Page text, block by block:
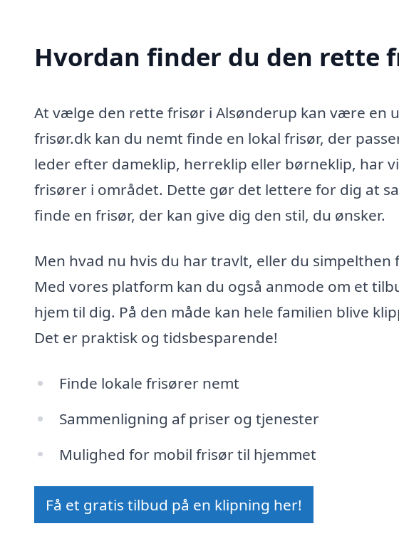
Hvordan finder du den rette
At vælge den rette frisør i Alsønderup kan være en
frisør.dk kan du nemt finde en lokal frisør, der
leder efter dameklip, herreklip eller børneklip, har
frisører i området. Dette gør det lettere for dig at
finde en frisør, der kan give dig den stil, du ønsker.
Men hvad nu hvis du har travlt, eller du
Med vores platform kan du også anmode om et
hjem til dig. På den måde kan hele familien blive
Det er praktisk og tidsbesparende!
Finde lokale frisører nemt
Sammenligning af priser og tjenester
Mulighed for mobil frisør til hjemmet
Få et gratis tilbud på en klipning her!